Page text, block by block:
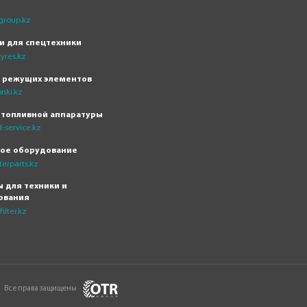
для спецтехники
режущих элементов
аппаратуры
service.kz
оборудование
для техники и
Все права защищены